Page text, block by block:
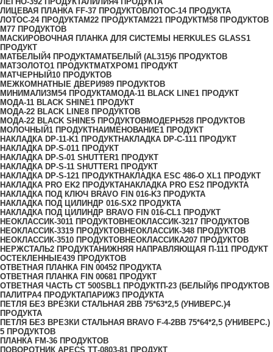
ЛИЦЕВАЯ ПЛАНКА FF-37 ПРОДУКТОВЛОТОС-14 ПРОДУКТА
ЛОТОС-24 ПРОДУКТАМ22 ПРОДУКТАМ221 ПРОДУКТМ58 ПРОДУКТОВ
М77 ПРОДУКТОВ
МАСКИРОВОЧНАЯ ПЛАНКА ДЛЯ СИСТЕМЫ HERKULES GLASS1
ПРОДУКТ
МАТБЕЛЫЙ4 ПРОДУКТАМАТБЕЛЫЙ (AL315)6 ПРОДУКТОВ
МАТЗОЛОТО1 ПРОДУКТМАТХРОМ1 ПРОДУКТ
МАТЧЕРНЫЙ10 ПРОДУКТОВ
МЕЖКОМНАТНЫЕ ДВЕРИ989 ПРОДУКТОВ
МИНИМАЛИЗМ54 ПРОДУКТАМОДА-11 BLACK LINE1 ПРОДУКТ
МОДА-11 BLACK SHINE1 ПРОДУКТ
МОДА-22 BLACK LINE8 ПРОДУКТОВ
МОДА-22 BLACK SHINE5 ПРОДУКТОВМОДЕРН528 ПРОДУКТОВ
МОЛОЧНЫЙ1 ПРОДУКТНАИМЕНОВАНИЕ1 ПРОДУКТ
НАКЛАДКА DP-11-K1 ПРОДУКТНАКЛАДКА DP-C-111 ПРОДУКТ
НАКЛАДКА DP-S-011 ПРОДУКТ
НАКЛАДКА DP-S-01 SHUTTER1 ПРОДУКТ
НАКЛАДКА DP-S-11 SHUTTER1 ПРОДУКТ
НАКЛАДКА DP-S-121 ПРОДУКТНАКЛАДКА ESC 486-O XL1 ПРОДУКТ
НАКЛАДКА PRO EK2 ПРОДУКТАНАКЛАДКА PRO ES2 ПРОДУКТА
НАКЛАДКА ПОД КЛЮЧ BRAVO FIN 016-K3 ПРОДУКТА
НАКЛАДКА ПОД ЦИЛИНДР 016-SX2 ПРОДУКТА
НАКЛАДКА ПОД ЦИЛИНДР BRAVO FIN 016-СL1 ПРОДУКТ
НЕОКЛАССИК-3011 ПРОДУКТОВНЕОКЛАССИК-3217 ПРОДУКТОВ
НЕОКЛАССИК-3319 ПРОДУКТОВНЕОКЛАССИК-348 ПРОДУКТОВ
НЕОКЛАССИК-3510 ПРОДУКТОВНЕОКЛАССИКА207 ПРОДУКТОВ
НЕРЖСТАЛЬ2 ПРОДУКТАНИЖНЯЯ НАПРАВЛЯЮЩАЯ П-111 ПРОДУКТ
ОСТЕКЛЕННЫЕ439 ПРОДУКТОВ
ОТВЕТНАЯ ПЛАНКА FIN 00452 ПРОДУКТА
ОТВЕТНАЯ ПЛАНКА FIN 00681 ПРОДУКТ
ОТВЕТНАЯ ЧАСТЬ СТ 500SBL1 ПРОДУКТП-23 (БЕЛЫЙ)6 ПРОДУКТОВ
ПАЛИТРА4 ПРОДУКТАПАРИЖ3 ПРОДУКТА
ПЕТЛЯ БЕЗ ВРЕЗКИ СТАЛЬНАЯ 2ВВ 75*63*2,5 (УНИВЕРС.)4
ПРОДУКТА
ПЕТЛЯ БЕЗ ВРЕЗКИ СТАЛЬНАЯ BRAVO F-4-2BB 75*64*2,5 (УНИВЕРС.)
5 ПРОДУКТОВ
ПЛАНКА FM-36 ПРОДУКТОВ
ПОВОРОТНИК APECS ТТ-0803-81 ПРОДУКТ